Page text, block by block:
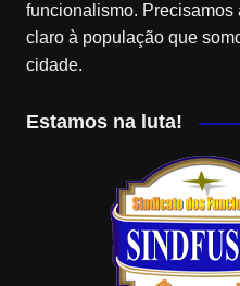
funcionalismo. Precisamos
claro à população que
cidade.
Estamos na luta!